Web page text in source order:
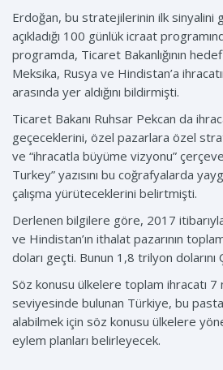
Erdoğan, bu stratejilerinin ilk sinyalini
açıkladığı 100 günlük icraat
programda, Ticaret Bakanlığının
Meksika, Rusya ve Hindistan’a
arasında yer aldığını bildirmişti.
Ticaret Bakanı Ruhsar Pekcan da
geçeceklerini, özel pazarlara özel
ve “ihracatla büyüme vizyonu”
Turkey” yazısını bu coğrafyalarda
çalışma yürüteceklerini belirtmişti.
Derlenen bilgilere göre, 2017
ve Hindistan’ın ithalat pazarının
doları geçti. Bunun 1,8 trilyon dolarını
Söz konusu ülkelere toplam ihracatı
seviyesinde bulunan Türkiye, bu
alabilmek için söz konusu ülkelere
eylem planları belirleyecek.